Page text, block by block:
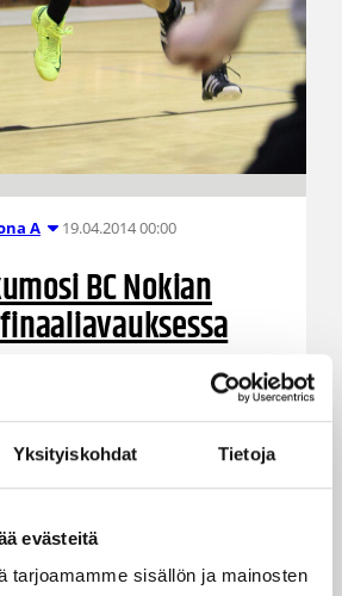
Yksityiskohdat Tietoja
evästeitä
tarjoamamme sisällön ja mainosten
A 19.04.2014 00:00
BC Nokian
kotivoitolla BC Nokiasta 92-89
viimeisille minuuteille asti
Baker ja Josh Gonner
edukseen vapaaheittoviivalta.